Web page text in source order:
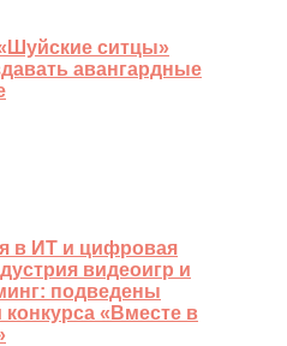
ситцы»
авангардные
в ИТ и цифровая
видеоигр и
подведены
«Вместе в